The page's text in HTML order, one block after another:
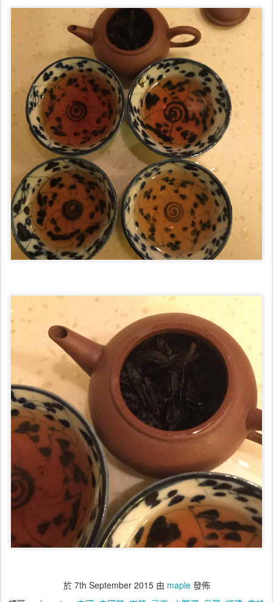
於 7th September 2015由 maple發佈